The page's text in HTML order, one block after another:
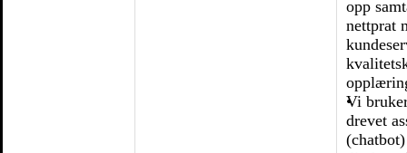
opp
nettprat
Vi
drevet